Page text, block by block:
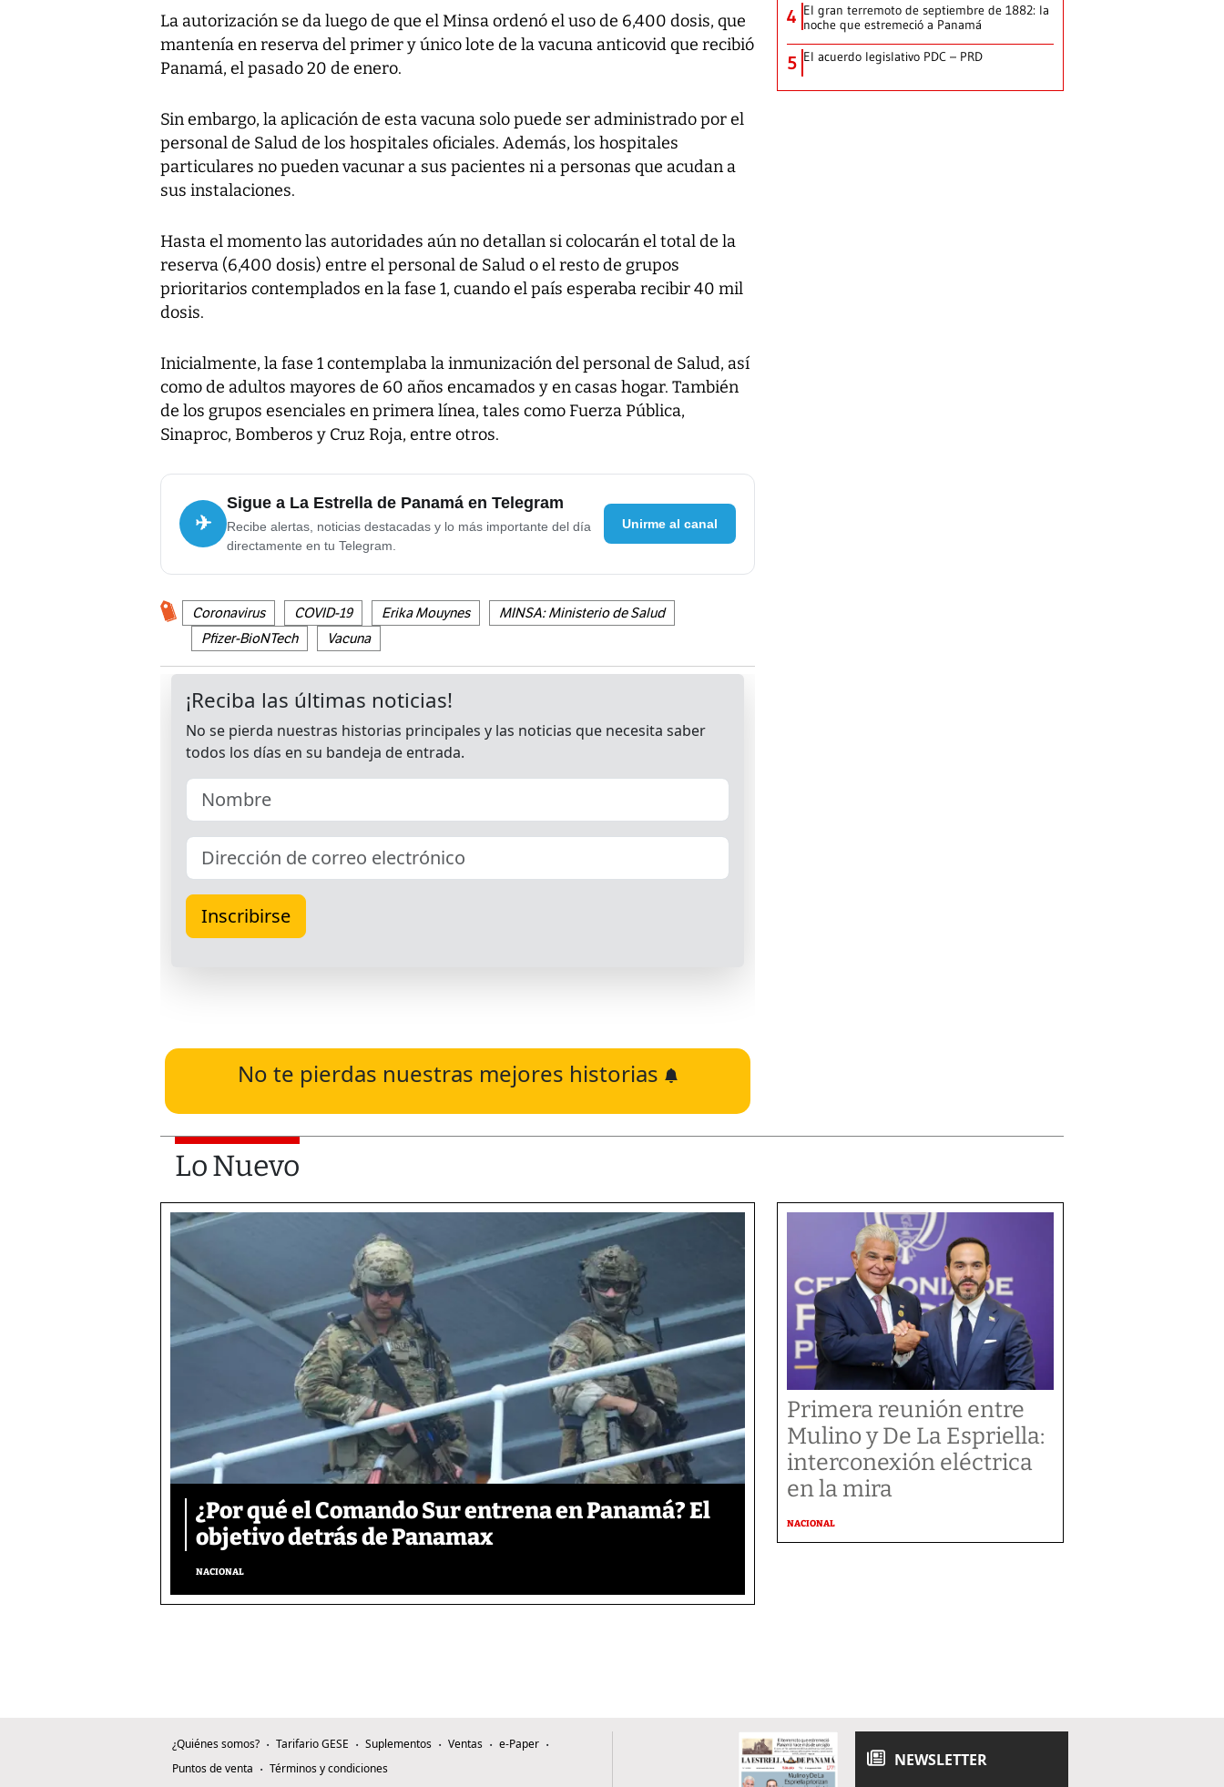
La autorización se da luego de que el Minsa ordenó el uso de 6,400 dosis, que
mantenía en reserva del primer y único lote de la vacuna anticovid que recibió
Panamá, el pasado 20 de enero.
Sin embargo, la aplicación de esta vacuna solo puede ser administrado por el
personal de Salud de los hospitales oficiales. Además, los hospitales
particulares no pueden vacunar a sus pacientes ni a personas que acudan a
sus instalaciones.
Hasta el momento las autoridades aún no detallan si colocarán el total de la
reserva (6,400 dosis) entre el personal de Salud o el resto de grupos
prioritarios contemplados en la fase 1, cuando el país esperaba recibir 40 mil
dosis.
Inicialmente, la fase 1 contemplaba la inmunización del personal de Salud, así
como de adultos mayores de 60 años encamados y en casas hogar. También
de los grupos esenciales en primera línea, tales como Fuerza Pública,
Sinaproc, Bomberos y Cruz Roja, entre otros.
✈
Sigue a La Estrella de Panamá en Telegram
Recibe alertas, noticias destacadas y lo más importante del día
directamente en tu Telegram.
Unirme al canal
Coronavirus COVID-19 Erika Mouynes
MINSA: Ministerio de Salud
Pfizer-BioNTech
Vacuna
No te pierdas nuestras mejores historias
4 El gran terremoto de septiembre de 1882: la
noche que estremeció a Panamá
5 El acuerdo legislativo PDC – PRD
Lo Nuevo
¿Por qué el Comando Sur entrena en Panamá? El
objetivo detrás de Panamax
NACIONAL
Primera reunión entre
Mulino y De La Espriella:
interconexión eléctrica
en la mira
NACIONAL
¿Quiénes somos? Tarifario GESE Suplementos Ventas
e-Paper
Puntos de venta
Términos y condiciones NEWSLETTER